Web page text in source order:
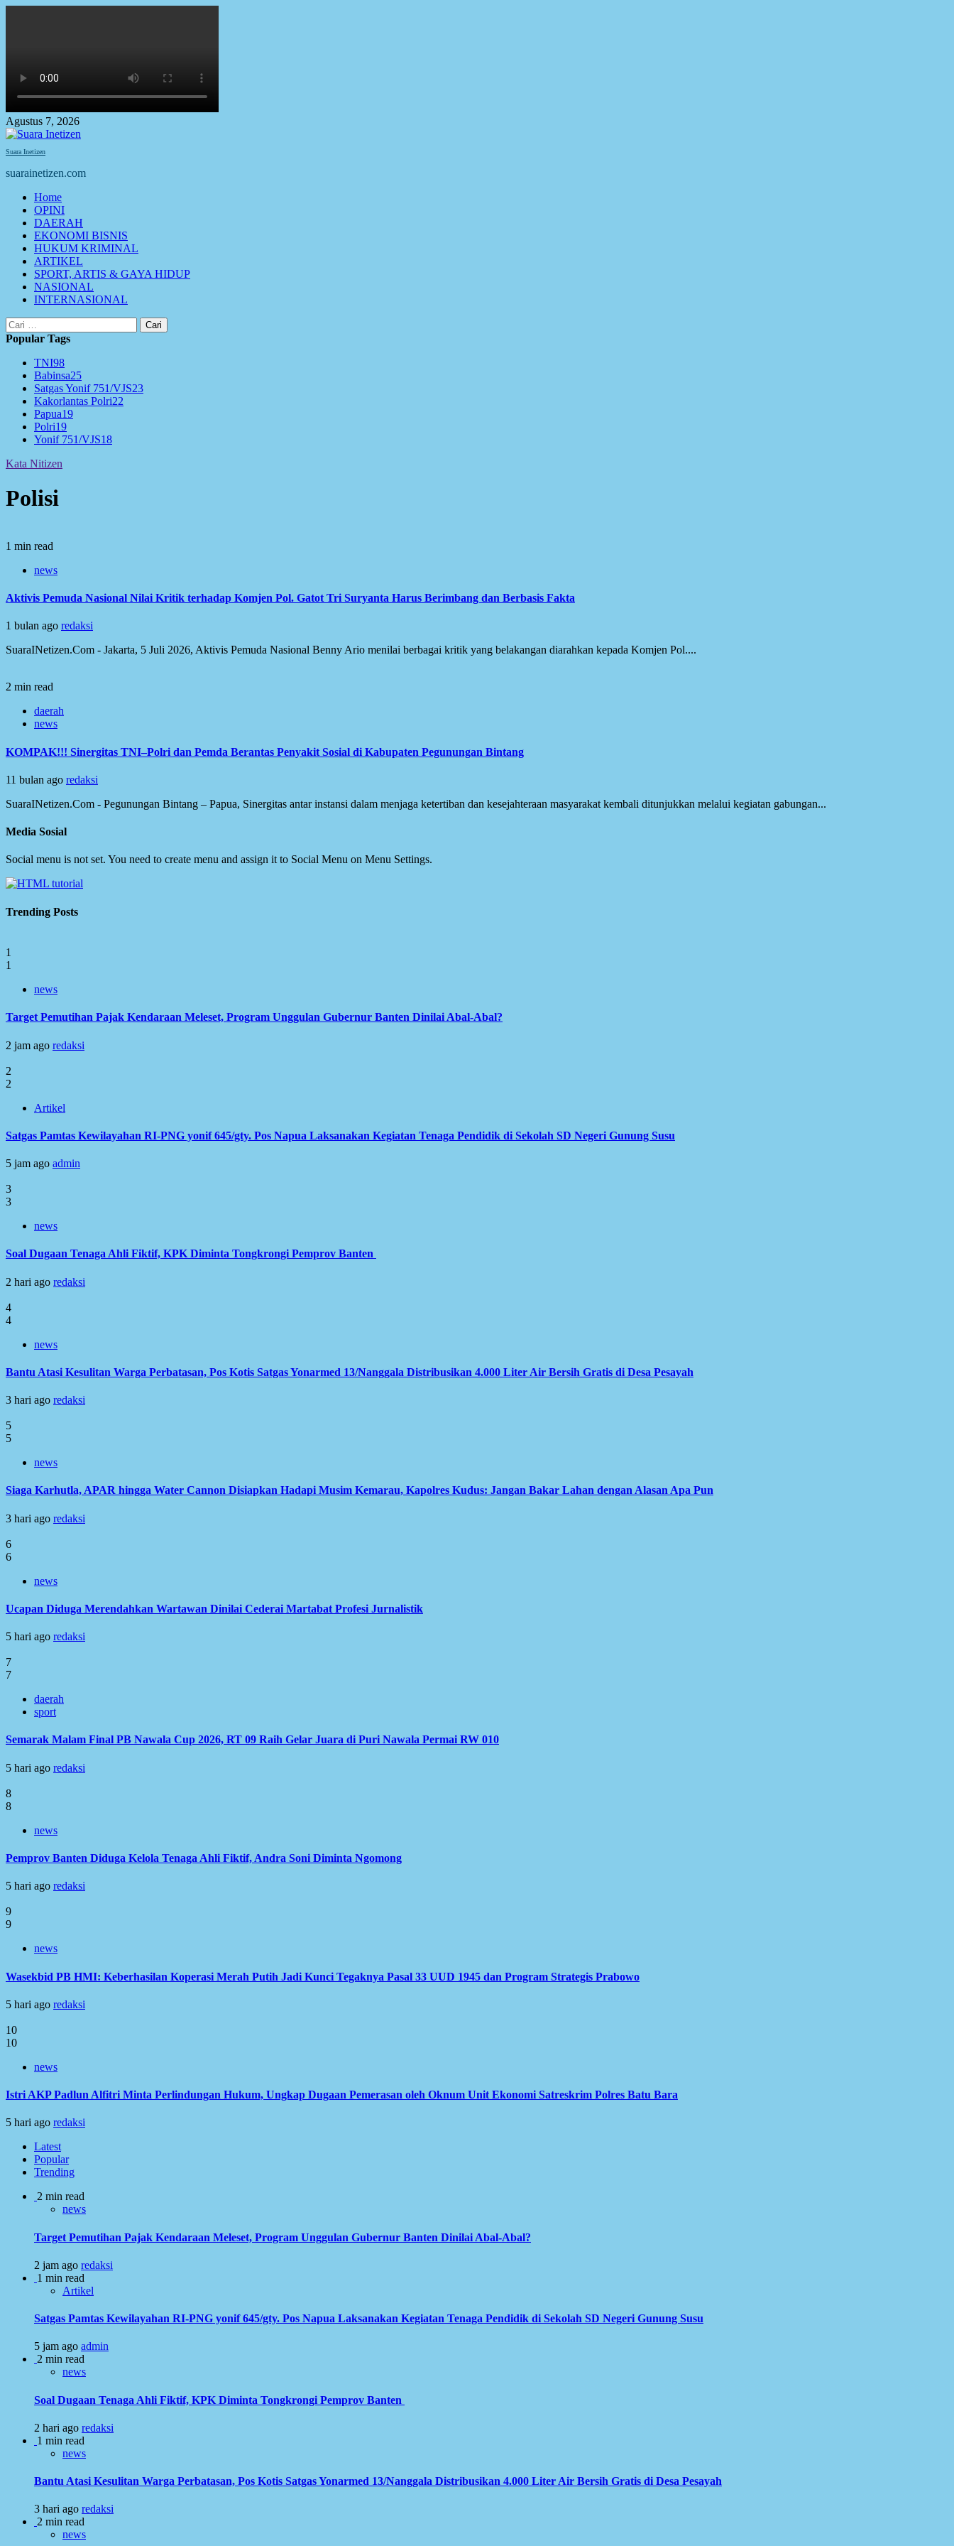
Agustus 7, 2026
Suara Inetizen
suarainetizen.com
Primary
Menu
Home
OPINI
DAERAH
EKONOMI BISNIS
HUKUM KRIMINAL
ARTIKEL
SPORT, ARTIS & GAYA HIDUP
NASIONAL
INTERNASIONAL
Cari
untuk:
Popular Tags
TNI98
Babinsa25
Satgas Yonif 751/VJS23
Kakorlantas Polri22
Papua19
Polri19
Yonif 751/VJS18
Kata Nitizen
Polisi
1 min read
news
Aktivis Pemuda Nasional Nilai Kritik terhadap Komjen Pol. Gatot Tri Suryanta Harus Berimbang dan Berbasis Fakta
1 bulan ago redaksi
SuaraINetizen.Com - Jakarta, 5 Juli 2026, Aktivis Pemuda Nasional Benny Ario menilai berbagai kritik yang belakangan diarahkan kepada Komjen Pol....
2 min read
daerah
news
KOMPAK!!! Sinergitas TNI–Polri dan Pemda Berantas Penyakit Sosial di Kabupaten Pegunungan Bintang
11 bulan ago redaksi
SuaraINetizen.Com - Pegunungan Bintang – Papua, Sinergitas antar instansi dalam menjaga ketertiban dan kesejahteraan masyarakat kembali ditunjukkan melalui kegiatan gabungan...
Media Sosial
Social menu is not set. You need to create menu and assign it to Social Menu on Menu Settings.
Trending Posts
1
1
news
Target Pemutihan Pajak Kendaraan Meleset, Program Unggulan Gubernur Banten Dinilai Abal-Abal?
2 jam ago redaksi
2
2
Artikel
Satgas Pamtas Kewilayahan RI-PNG yonif 645/gty. Pos Napua Laksanakan Kegiatan Tenaga Pendidik di Sekolah SD Negeri Gunung Susu
5 jam ago admin
3
3
news
Soal Dugaan Tenaga Ahli Fiktif, KPK Diminta Tongkrongi Pemprov Banten
2 hari ago redaksi
4
4
news
Bantu Atasi Kesulitan Warga Perbatasan, Pos Kotis Satgas Yonarmed 13/Nanggala Distribusikan 4.000 Liter Air Bersih Gratis di Desa Pesayah
3 hari ago redaksi
5
5
news
Siaga Karhutla, APAR hingga Water Cannon Disiapkan Hadapi Musim Kemarau, Kapolres Kudus: Jangan Bakar Lahan dengan Alasan Apa Pun
3 hari ago redaksi
6
6
news
Ucapan Diduga Merendahkan Wartawan Dinilai Cederai Martabat Profesi Jurnalistik
5 hari ago redaksi
7
7
daerah
sport
Semarak Malam Final PB Nawala Cup 2026, RT 09 Raih Gelar Juara di Puri Nawala Permai RW 010
5 hari ago redaksi
8
8
news
Pemprov Banten Diduga Kelola Tenaga Ahli Fiktif, Andra Soni Diminta Ngomong
5 hari ago redaksi
9
9
news
Wasekbid PB HMI: Keberhasilan Koperasi Merah Putih Jadi Kunci Tegaknya Pasal 33 UUD 1945 dan Program Strategis Prabowo
5 hari ago redaksi
10
10
news
Istri AKP Padlun Alfitri Minta Perlindungan Hukum, Ungkap Dugaan Pemerasan oleh Oknum Unit Ekonomi Satreskrim Polres Batu Bara
5 hari ago redaksi
Latest
Popular
Trending
2 min read
news
Target Pemutihan Pajak Kendaraan Meleset, Program Unggulan Gubernur Banten Dinilai Abal-Abal?
2 jam ago redaksi
1 min read
Artikel
Satgas Pamtas Kewilayahan RI-PNG yonif 645/gty. Pos Napua Laksanakan Kegiatan Tenaga Pendidik di Sekolah SD Negeri Gunung Susu
5 jam ago admin
2 min read
news
Soal Dugaan Tenaga Ahli Fiktif, KPK Diminta Tongkrongi Pemprov Banten
2 hari ago redaksi
1 min read
news
Bantu Atasi Kesulitan Warga Perbatasan, Pos Kotis Satgas Yonarmed 13/Nanggala Distribusikan 4.000 Liter Air Bersih Gratis di Desa Pesayah
3 hari ago redaksi
2 min read
news